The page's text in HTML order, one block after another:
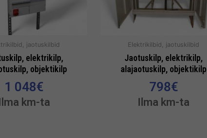
jaotuskilbid
elektrikilp,
objektikilp
1 048€
km-ta
Elektrikilbid, jaotuskilbid
Jaotuskilp, elektrikilp,
alajaotuskilp, objektikilp
798€
Ilma km-ta